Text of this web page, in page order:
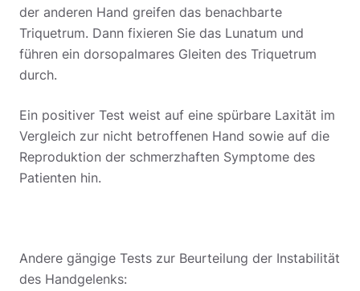
der anderen Hand greifen das benachbarte
Triquetrum. Dann fixieren Sie das Lunatum und
führen ein dorsopalmares Gleiten des Triquetrum
durch.
Ein positiver Test weist auf eine spürbare Laxität im
Vergleich zur nicht betroffenen Hand sowie auf die
Reproduktion der schmerzhaften Symptome des
Patienten hin.
Andere gängige Tests zur Beurteilung der Instabilität
des Handgelenks: